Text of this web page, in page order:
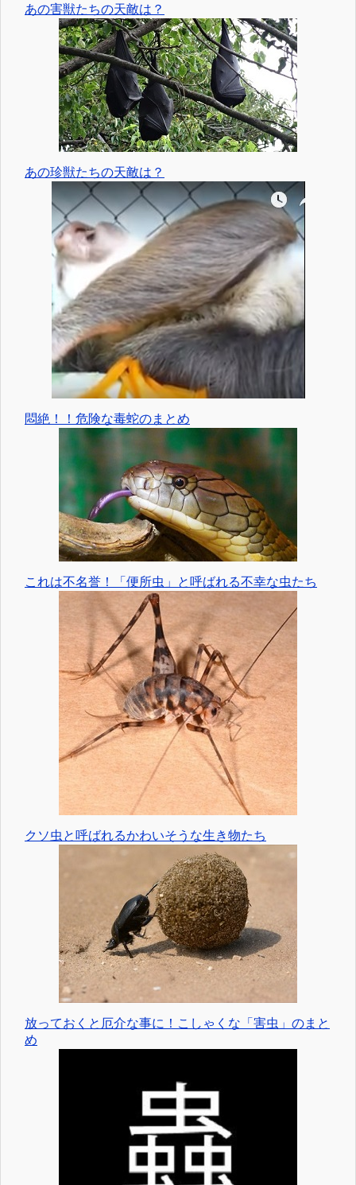
あの害獣たちの天敵は？
あの珍獣たちの天敵は？
悶絶！！危険な毒蛇のまとめ
これは不名誉！「便所虫」と呼ばれる不幸な虫たち
クソ虫と呼ばれるかわいそうな生き物たち
放っておくと厄介な事に！こしゃくな「害虫」のまと
め